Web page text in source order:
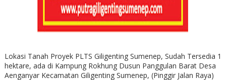
Lokasi Tanah Proyek PLTS Giligenting Sumenep, Sudah Tersedia 1
hektare, ada di Kampung Rokhung Dusun Panggulan Barat Desa
Aenganyar Kecamatan Giligenting Sumenep, (Pinggir Jalan Raya)